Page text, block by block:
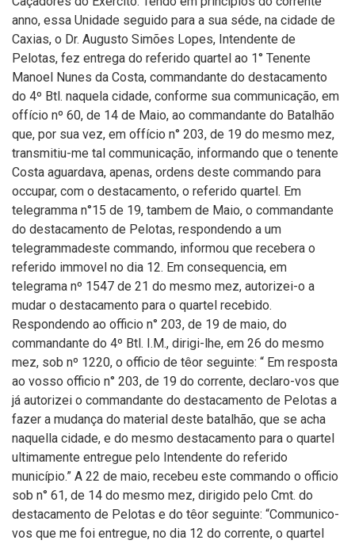
anno, essa Unidade seguido para a sua séde, na cidade de
Caxias, o Dr. Augusto Simões Lopes, Intendente de
Pelotas, fez entrega do referido quartel ao 1° Tenente
Manoel Nunes da Costa, commandante do destacamento
do 4º Btl. naquela cidade, conforme sua communicação, em
offício nº 60, de 14 de Maio, ao commandante do Batalhão
que, por sua vez, em offício n° 203, de 19 do mesmo mez,
transmitiu-me tal communicação, informando que o tenente
Costa aguardava, apenas, ordens deste commando para
occupar, com o destacamento, o referido quartel. Em
telegramma n°15 de 19, tambem de Maio, o commandante
do destacamento de Pelotas, respondendo a um
telegrammadeste commando, informou que recebera o
referido immovel no dia 12. Em consequencia, em
telegrama nº 1547 de 21 do mesmo mez, autorizei-o a
mudar o destacamento para o quartel recebido.
Respondendo ao officio n° 203, de 19 de maio, do
commandante do 4º Btl. I.M., dirigi-lhe, em 26 do mesmo
mez, sob nº 1220, o officio de têor seguinte: “ Em resposta
ao vosso officio n° 203, de 19 do corrente, declaro-vos que
já autorizei o commandante do destacamento de Pelotas a
fazer a mudança do material deste batalhão, que se acha
naquella cidade, e do mesmo destacamento para o quartel
ultimamente entregue pelo Intendente do referido
município.” A 22 de maio, recebeu este commando o officio
sob n° 61, de 14 do mesmo mez, dirigido pelo Cmt. do
destacamento de Pelotas e do têor seguinte: “Communico-
vos que me foi entregue, no dia 12 do corrente, o quartel